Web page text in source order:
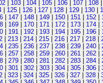
103 104 105 106 107 108
125 126 127 128 129 130
147 148 149 150 151 152
169 170 171 172 173 174
191 192 193 194 195 196
213 214 215 216 217 218
235 236 237 238 239 240
257 258 259 260 261 262
279 280 281 282 283 284
301 302 303 304 305 306
323 324 325 326 327 328